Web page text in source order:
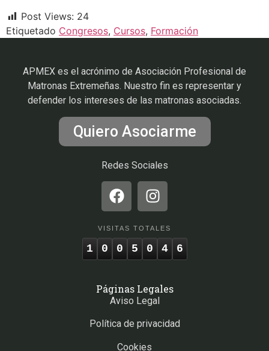
Post Views: 24
Etiquetado Congresos, Cursos, Formación
APMEX es el acrónimo de Asociación Profesional de
Matronas Extremeñas. Nuestro fin es representar y
defender los intereses de las matronas asociadas.
Quiero Asociarme
Redes Sociales
VISITAS TOTALES
1 0 0 5 0 4 6
Páginas Legales
Aviso Legal
Política de privacidad
Cookies